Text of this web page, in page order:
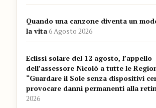
Quando una canzone diventa un
la vita6 Agosto 2026
Eclissi solare del 12 agosto, l’appello
dell’assessore Nicolò a tutte le
“Guardare il Sole senza dispositivi
provocare danni permanenti alla
2026